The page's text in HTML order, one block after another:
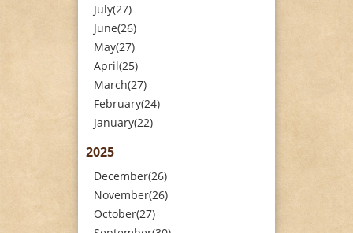
July(27)
June(26)
May(27)
April(25)
March(27)
February(24)
January(22)
2025
December(26)
November(26)
October(27)